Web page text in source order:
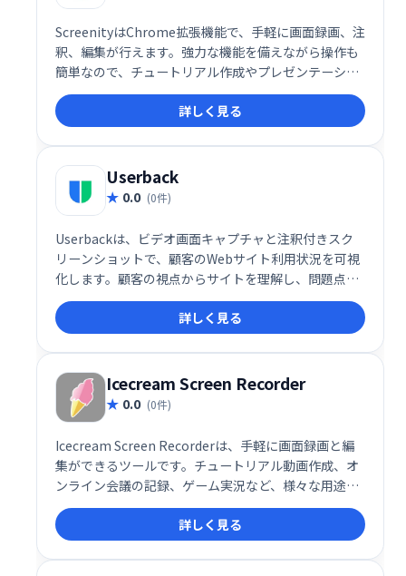
ScreenityはChrome拡張機能で、手軽に画面録画、注
釈、編集が行えます。強力な機能を備えながら操作も
簡単なので、チュートリアル作成やプレゼンテーショ
ン、学習記録などに最適です。Chromeユーザー必携
のスクリーンレコーダーとして、効率的な動画制作を
サポートします。
詳しく見る
Userback
0.0 (0件)
Userbackは、ビデオ画面キャプチャと注釈付きスク
リーンショットで、顧客のWebサイト利用状況を可視
化します。顧客の視点からサイトを理解し、問題点を
迅速に特定、改善することで、より良い製品開発を支
援します。時間を節約し、効率的な開発プロセスを実
現します。
詳しく見る
Icecream Screen Recorder
0.0 (0件)
Icecream Screen Recorderは、手軽に画面録画と編
集ができるツールです。チュートリアル動画作成、オ
ンライン会議の記録、ゲーム実況など、様々な用途に
活用できます。ウェブカメラ映像の同時録画や音声追
加、音声のみの録音にも対応。シンプルで直感的な操
作性で、高品質な動画制作をサポートします。企業で
の活用にも最適です。
詳しく見る